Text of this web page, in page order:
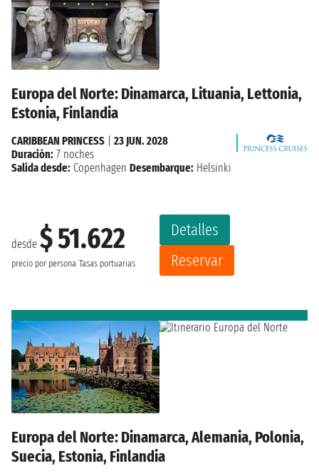
Europa del Norte: Dinamarca, Lituania, Lettonia,
Estonia, Finlandia
desde $ 51.622
precio por persona Tasas portuarias
Detalles
Reservar
CARIBBEAN PRINCESS
23 JUN. 2028
Duración: 7 noches
Salida desde: Copenhagen Desembarque: Helsinki
Europa del Norte: Dinamarca, Alemania, Polonia,
Suecia, Estonia, Finlandia